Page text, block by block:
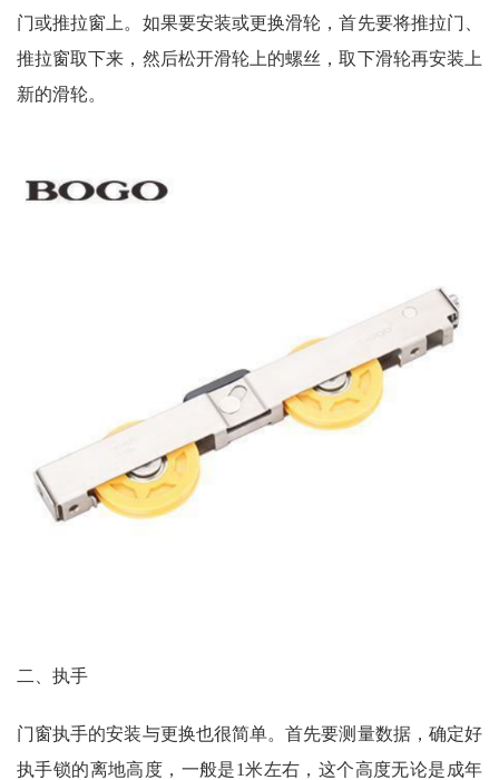
门或推拉窗上。如果要安装或更换滑轮，首先要将推拉门、
推拉窗取下来，然后松开滑轮上的螺丝，取下滑轮再安装上
新的滑轮。
二、 执手
门窗执手的安装与更换也很简单。首先要测量数据，确定好
执手锁的离地高度，一般是1米左右，这个高度无论是成年